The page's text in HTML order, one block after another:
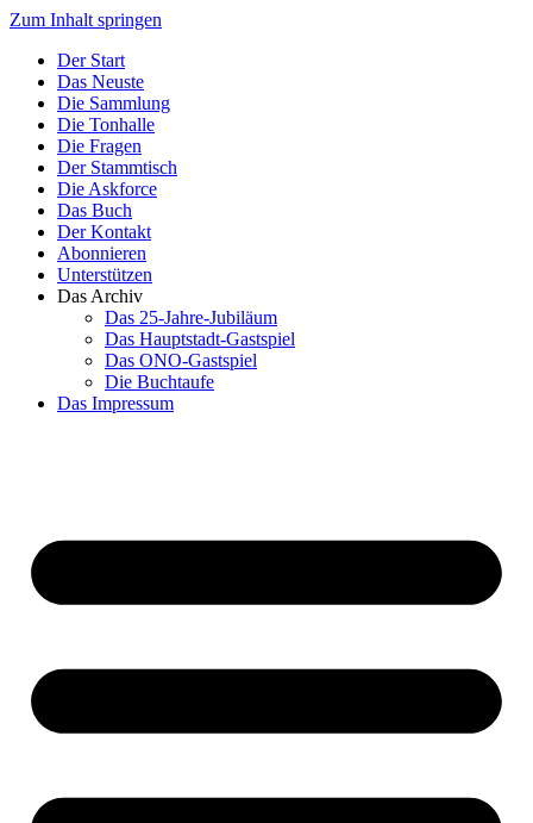
Zum Inhalt springen
Der Start
Das Neuste
Die Sammlung
Die Tonhalle
Die Fragen
Der Stammtisch
Die Askforce
Das Buch
Der Kontakt
Abonnieren
Unterstützen
Das Archiv
Das 25-Jahre-Jubiläum
Das Hauptstadt-Gastspiel
Das ONO-Gastspiel
Die Buchtaufe
Das Impressum